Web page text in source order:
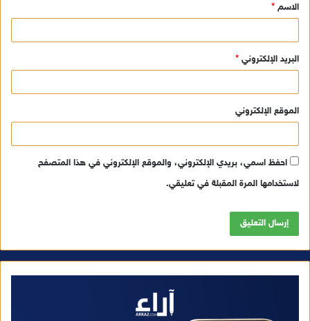
*
الاسم *
البريد الإلكتروني *
الموقع الإلكتروني
احفظ اسمي، بريدي الإلكتروني، والموقع الإلكتروني في هذا المتصفح
لاستخدامها المرة المقبلة في تعليقي.